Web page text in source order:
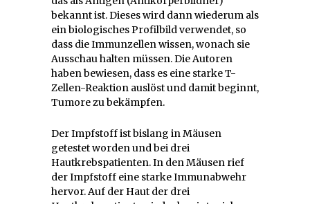
bekannt ist. Dieses wird dann wiederum als
ein biologisches Profilbild verwendet, so
dass die Immunzellen wissen, wonach sie
Ausschau halten müssen. Die Autoren
haben bewiesen, dass es eine starke T-
Zellen-Reaktion auslöst und damit beginnt,
Tumore zu bekämpfen.
Der Impfstoff ist bislang in Mäusen
getestet worden und bei drei
Hautkrebspatienten. In den Mäusen rief
der Impfstoff eine starke Immunabwehr
hervor. Auf der Haut der drei